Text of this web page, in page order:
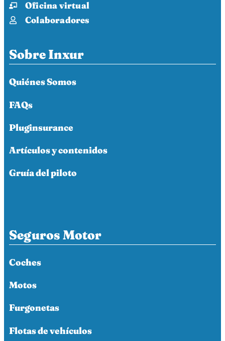
Oficina virtual
Colaboradores
Sobre Inxur
Quiénes Somos
FAQs
Pluginsurance
Artículos y contenidos
Gruía del piloto
Seguros Motor
Coches
Motos
Furgonetas
Flotas de vehículos